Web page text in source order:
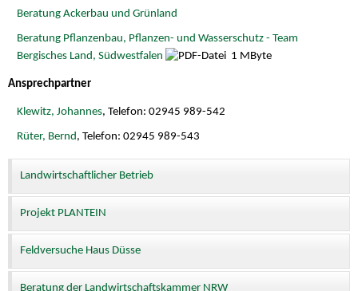
Beratung Ackerbau und Grünland
Beratung Pflanzenbau, Pflanzen- und Wasserschutz - Team
Bergisches Land, Südwestfalen
1 MByte
Ansprechpartner
Klewitz, Johannes, Telefon: 02945 989-542
Rüter, Bernd, Telefon: 02945 989-543
Landwirtschaftlicher Betrieb
Projekt PLANTEIN
Feldversuche Haus Düsse
Beratung der Landwirtschaftskammer NRW